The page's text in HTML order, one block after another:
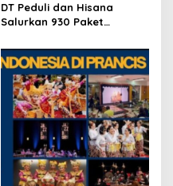
DT Peduli dan Hisana
Salurkan 930 Paket
Kebakaran Tallo